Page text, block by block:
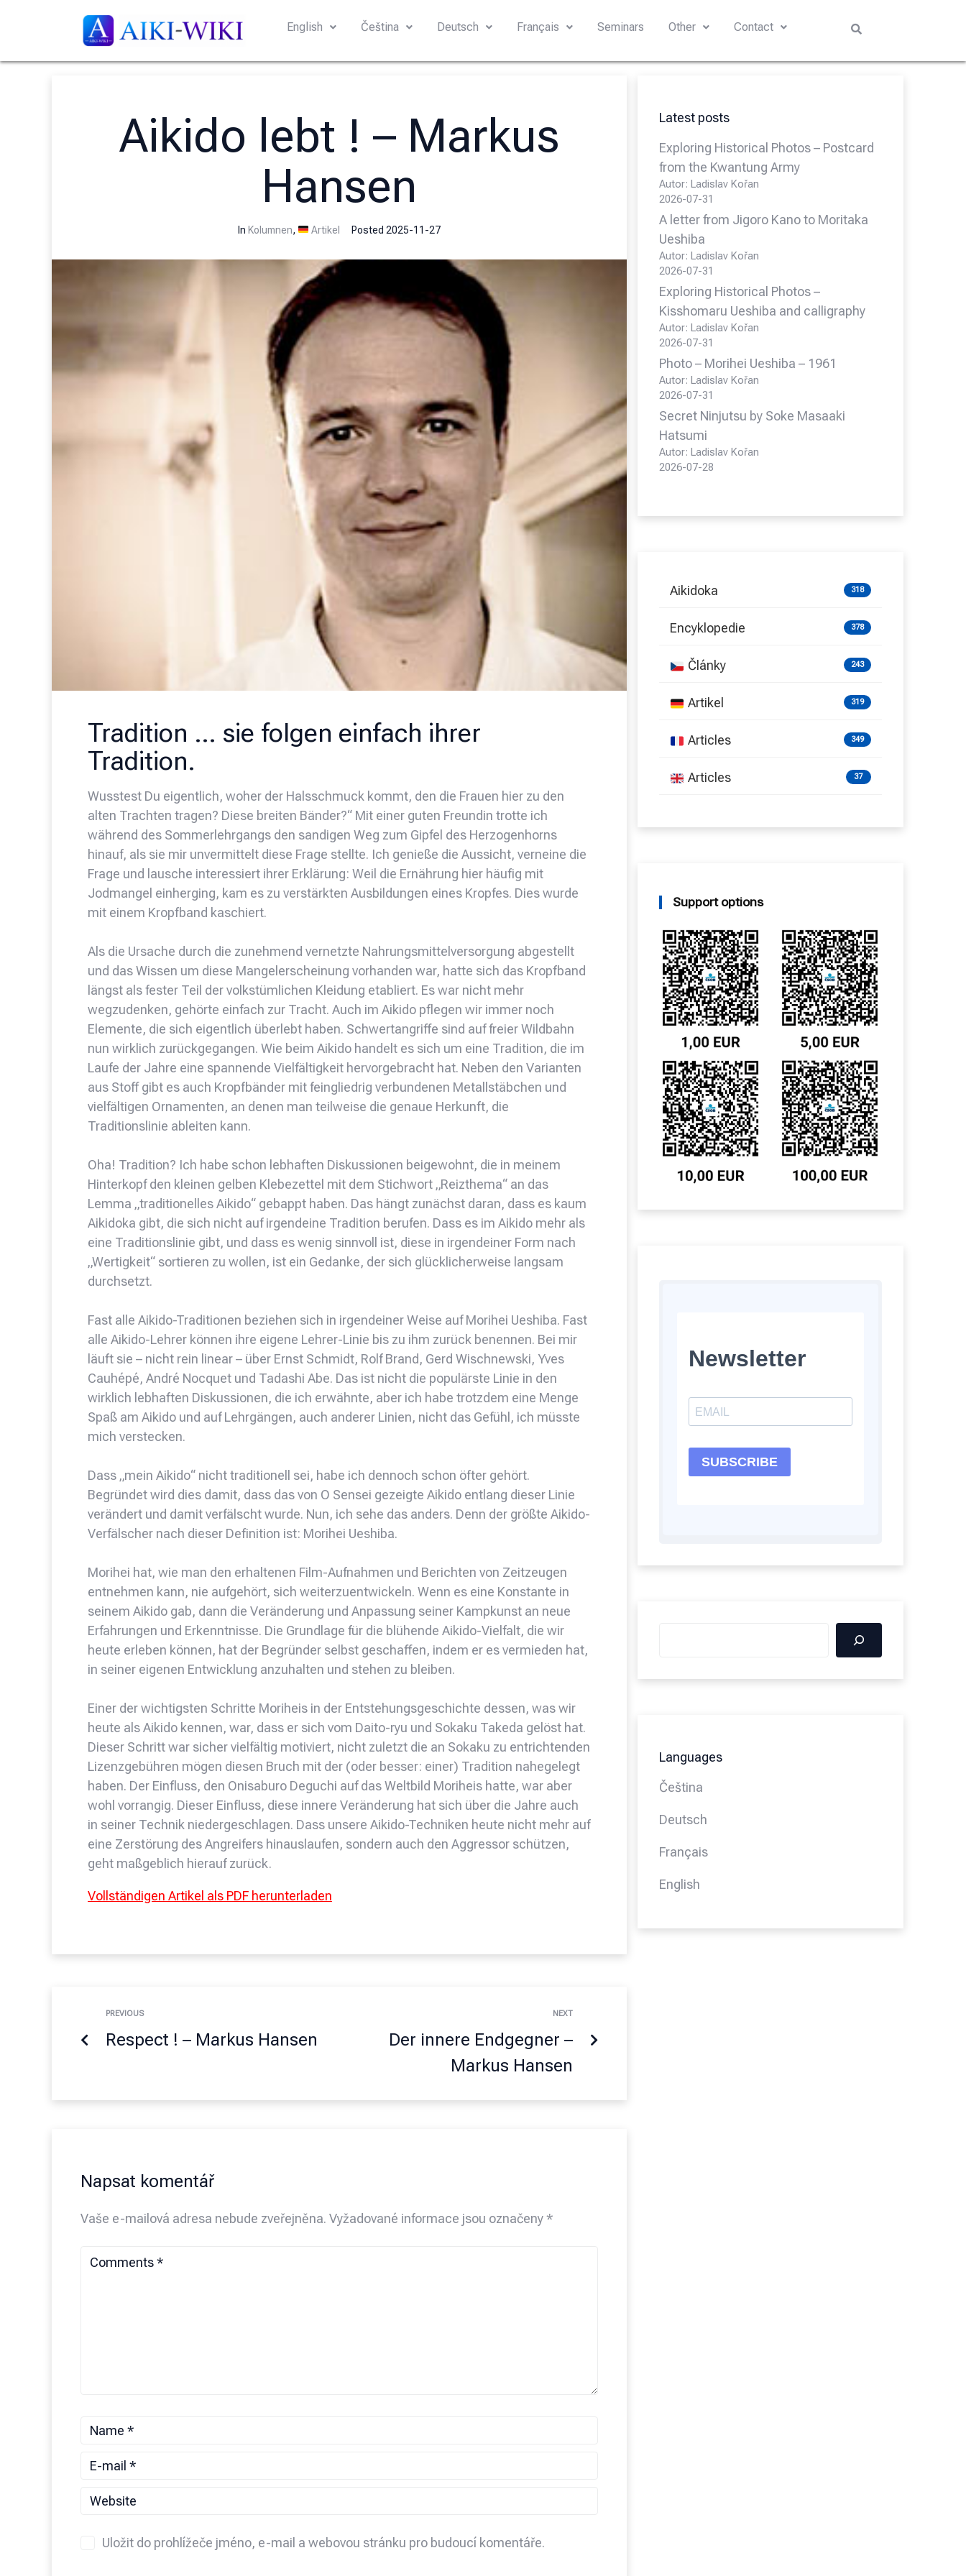
English Čeština Deutsch Français Seminars Other Contact
Aikido lebt ! – Markus
Hansen
In Kolumnen, Artikel Posted 2025-11-27
Tradition … sie folgen einfach ihrer
Tradition.
Wusstest Du eigentlich, woher der Halsschmuck kommt, den die Frauen hier zu den
alten Trachten tragen? Diese breiten Bänder?“ Mit einer guten Freundin trotte ich
während des Sommerlehrgangs den sandigen Weg zum Gipfel des Herzogenhorns
hinauf, als sie mir unvermittelt diese Frage stellte. Ich genieße die Aussicht, verneine die
Frage und lausche interessiert ihrer Erklärung: Weil die Ernährung hier häufig mit
Jodmangel einherging, kam es zu verstärkten Ausbildungen eines Kropfes. Dies wurde
mit einem Kropfband kaschiert.
Als die Ursache durch die zunehmend vernetzte Nahrungsmittelversorgung abgestellt
und das Wissen um diese Mangelerscheinung vorhanden war, hatte sich das Kropfband
längst als fester Teil der volkstümlichen Kleidung etabliert. Es war nicht mehr
wegzudenken, gehörte einfach zur Tracht. Auch im Aikido pflegen wir immer noch
Elemente, die sich eigentlich überlebt haben. Schwertangriffe sind auf freier Wildbahn
nun wirklich zurückgegangen. Wie beim Aikido handelt es sich um eine Tradition, die im
Laufe der Jahre eine spannende Vielfältigkeit hervorgebracht hat. Neben den Varianten
aus Stoff gibt es auch Kropfbänder mit feingliedrig verbundenen Metallstäbchen und
vielfältigen Ornamenten, an denen man teilweise die genaue Herkunft, die
Traditionslinie ableiten kann.
Oha! Tradition? Ich habe schon lebhaften Diskussionen beigewohnt, die in meinem
Hinterkopf den kleinen gelben Klebezettel mit dem Stichwort „Reizthema“ an das
Lemma „traditionelles Aikido“ gebappt haben. Das hängt zunächst daran, dass es kaum
Aikidoka gibt, die sich nicht auf irgendeine Tradition berufen. Dass es im Aikido mehr als
eine Traditionslinie gibt, und dass es wenig sinnvoll ist, diese in irgendeiner Form nach
„Wertigkeit“ sortieren zu wollen, ist ein Gedanke, der sich glücklicherweise langsam
durchsetzt.
Fast alle Aikido-Traditionen beziehen sich in irgendeiner Weise auf Morihei Ueshiba. Fast
alle Aikido-Lehrer können ihre eigene Lehrer-Linie bis zu ihm zurück benennen. Bei mir
läuft sie – nicht rein linear – über Ernst Schmidt, Rolf Brand, Gerd Wischnewski, Yves
Cauhépé, André Nocquet und Tadashi Abe. Das ist nicht die populärste Linie in den
wirklich lebhaften Diskussionen, die ich erwähnte, aber ich habe trotzdem eine Menge
Spaß am Aikido und auf Lehrgängen, auch anderer Linien, nicht das Gefühl, ich müsste
mich verstecken.
Dass „mein Aikido“ nicht traditionell sei, habe ich dennoch schon öfter gehört.
Begründet wird dies damit, dass das von O Sensei gezeigte Aikido entlang dieser Linie
verändert und damit verfälscht wurde. Nun, ich sehe das anders. Denn der größte Aikido-
Verfälscher nach dieser Definition ist: Morihei Ueshiba.
Morihei hat, wie man den erhaltenen Film-Aufnahmen und Berichten von Zeitzeugen
entnehmen kann, nie aufgehört, sich weiterzuentwickeln. Wenn es eine Konstante in
seinem Aikido gab, dann die Veränderung und Anpassung seiner Kampkunst an neue
Erfahrungen und Erkenntnisse. Die Grundlage für die blühende Aikido-Vielfalt, die wir
heute erleben können, hat der Begründer selbst geschaffen, indem er es vermieden hat,
in seiner eigenen Entwicklung anzuhalten und stehen zu bleiben.
Einer der wichtigsten Schritte Moriheis in der Entstehungsgeschichte dessen, was wir
heute als Aikido kennen, war, dass er sich vom Daito-ryu und Sokaku Takeda gelöst hat.
Dieser Schritt war sicher vielfältig motiviert, nicht zuletzt die an Sokaku zu entrichtenden
Lizenzgebühren mögen diesen Bruch mit der (oder besser: einer) Tradition nahegelegt
haben. Der Einfluss, den Onisaburo Deguchi auf das Weltbild Moriheis hatte, war aber
wohl vorrangig. Dieser Einfluss, diese innere Veränderung hat sich über die Jahre auch
in seiner Technik niedergeschlagen. Dass unsere Aikido-Techniken heute nicht mehr auf
eine Zerstörung des Angreifers hinauslaufen, sondern auch den Aggressor schützen,
geht maßgeblich hierauf zurück.
Vollständigen Artikel als PDF herunterladen
PREVIOUS
Respect ! – Markus Hansen
NEXT
Der innere Endgegner –
Markus Hansen
Napsat komentář
Vaše e-mailová adresa nebude zveřejněna. Vyžadované informace jsou označeny*
Uložit do prohlížeče jméno, e-mail a webovou stránku pro budoucí komentáře.
Latest posts
Exploring Historical Photos – Postcard
from the Kwantung Army
Autor: Ladislav Kořan
2026-07-31
A letter from Jigoro Kano to Moritaka
Ueshiba
Autor: Ladislav Kořan
2026-07-31
Exploring Historical Photos –
Kisshomaru Ueshiba and calligraphy
Autor: Ladislav Kořan
2026-07-31
Photo – Morihei Ueshiba – 1961
Autor: Ladislav Kořan
2026-07-31
Secret Ninjutsu by Soke Masaaki
Hatsumi
Autor: Ladislav Kořan
2026-07-28
Aikidoka 318
Encyklopedie 378
Články 243
Artikel 319
Articles 349
Articles 37
Support options
Languages
Čeština
Deutsch
Français
English